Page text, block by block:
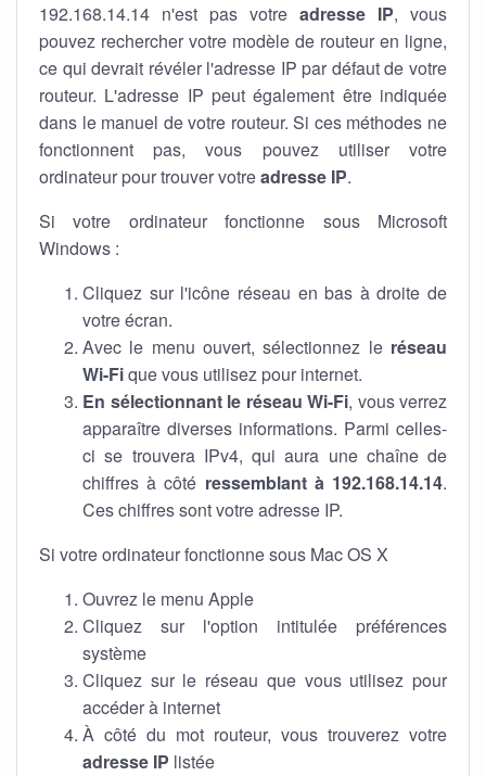
192.168.14.14 n'est pas votre adresse IP, vous
pouvez rechercher votre modèle de routeur en ligne,
ce qui devrait révéler l'adresse IP par défaut de votre
routeur. L'adresse IP peut également être indiquée
dans le manuel de votre routeur. Si ces méthodes ne
fonctionnent pas, vous pouvez utiliser votre
ordinateur pour trouver votreadresse IP.
Si votre ordinateur fonctionne sous Microsoft
Windows :
Cliquez sur l'icône réseau en bas à droite de
votre écran.
Avec le menu ouvert, sélectionnez le réseau
Wi-Fique vous utilisez pour internet.
En sélectionnant le réseau Wi-Fi, vous verrez
apparaître diverses informations. Parmi celles-
ci se trouvera IPv4, qui aura une chaîne de
chiffres à côté ressemblant à 192.168.14.14.
Ces chiffres sont votre adresse IP.
Si votre ordinateur fonctionne sous Mac OS X
Ouvrez le menu Apple
Cliquez sur l'option intitulée préférences
système
Cliquez sur le réseau que vous utilisez pour
accéder à internet
À côté du mot routeur, vous trouverez votre
adresse IP listée